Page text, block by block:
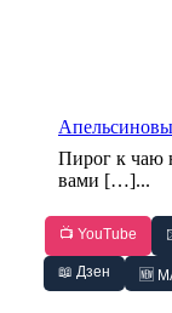
Пирог к чаю
вами […]...
📺 YouTube
📖 Дзен 🆕